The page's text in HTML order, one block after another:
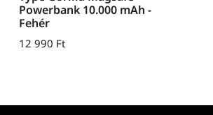
Powerbank 10.000 mAh -
Fehér
12 990 Ft